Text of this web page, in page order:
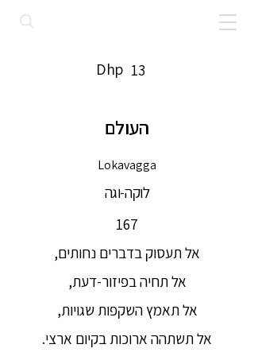
13
Dhp
העולם
Lokavagga
לוקה-וגה
167
אל תעסוק בדברים נחותים,
אל תחיה בפיזור-דעת,
אל תאמץ השקפות שגויות,
אל תשתהה ארוכות בקיום ארצי.